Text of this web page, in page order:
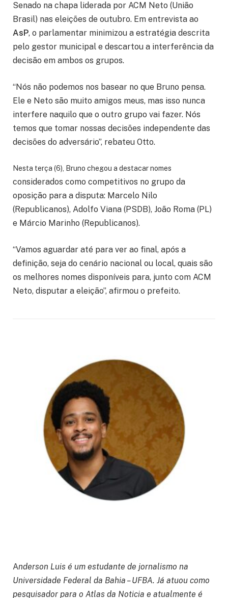
Senado na chapa liderada por ACM Neto (União
Brasil) nas eleições de outubro. Em entrevista ao
AsP, o parlamentar minimizou a estratégia descrita
pelo gestor municipal e descartou a interferência da
decisão em ambos os grupos.
“Nós não podemos nos basear no que Bruno pensa.
Ele e Neto são muito amigos meus, mas isso nunca
interfere naquilo que o outro grupo vai fazer. Nós
temos que tomar nossas decisões independente das
decisões do adversário”, rebateu Otto.
Nesta terça (6), Bruno chegou a destacar nomes
considerados como competitivos no grupo da
oposição para a disputa: Marcelo Nilo
(Republicanos), Adolfo Viana (PSDB), João Roma (PL)
e Márcio Marinho (Republicanos).
“Vamos aguardar até para ver ao final, após a
definição, seja do cenário nacional ou local, quais são
os melhores nomes disponíveis para, junto com ACM
Neto, disputar a eleição”, afirmou o prefeito.
Anderson Luis é um estudante de jornalismo na
Universidade Federal da Bahia – UFBA. Já atuou como
pesquisador para o Atlas da Noticia e atualmente é